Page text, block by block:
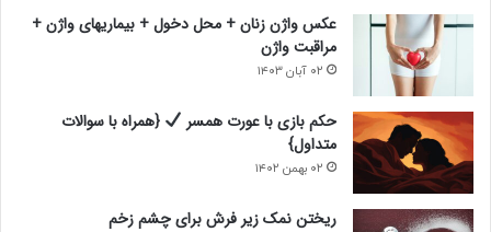
عکس واژن زنان + محل دخول + بیماریهای واژن +
مراقبت واژن
۰۲ آبان ۱۴۰۳
حکم بازی با عورت همسر
{همراه با سوالات
متداول}
۰۲ بهمن ۱۴۰۲
ریختن نمک زیر فرش برای چشم زخم